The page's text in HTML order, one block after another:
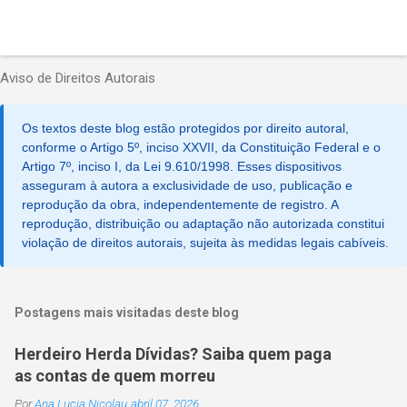
Aviso de Direitos Autorais
Os textos deste blog estão protegidos por direito autoral,
conforme o Artigo 5º, inciso XXVII, da Constituição Federal e o
Artigo 7º, inciso I, da Lei 9.610/1998. Esses dispositivos
asseguram à autora a exclusividade de uso, publicação e
reprodução da obra, independentemente de registro. A
reprodução, distribuição ou adaptação não autorizada constitui
violação de direitos autorais, sujeita às medidas legais cabíveis.
Postagens mais visitadas deste blog
Herdeiro Herda Dívidas? Saiba quem paga
as contas de quem morreu
PorAna Lucia Nicolau abril 07, 2026